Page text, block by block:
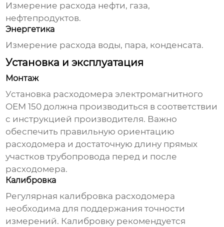
Измерение расхода нефти, газа,
нефтепродуктов.
Энергетика
Измерение расхода воды, пара, конденсата.
Установка и эксплуатация
Монтаж
Установка расходомера электромагнитного
OEM 150 должна производиться в соответствии
с инструкцией производителя. Важно
обеспечить правильную ориентацию
расходомера и достаточную длину прямых
участков трубопровода перед и после
расходомера.
Калибровка
Регулярная калибровка расходомера
необходима для поддержания точности
измерений. Калибровку рекомендуется